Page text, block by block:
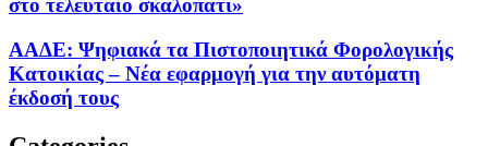
στο τελευταίο σκαλοπάτι»
ΑΑΔΕ: Ψηφιακά τα Πιστοποιητικά Φορολογικής
Κατοικίας – Νέα εφαρμογή για την αυτόματη
έκδοσή τους